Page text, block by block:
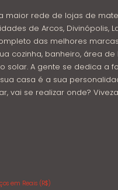
maior rede de lojas de
de Arcos, Divinópolis,
das melhores
cozinha, banheiro, área
solar. A gente se dedica a
casa é a sua
vai se realizar onde?
em Reais (R$)